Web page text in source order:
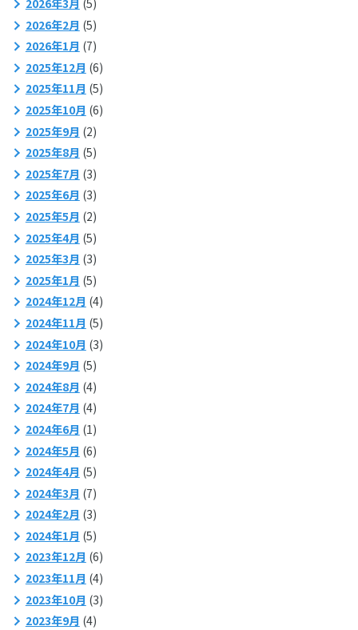
2026年3月 (5)
2026年2月 (5)
2026年1月 (7)
2025年12月 (6)
2025年11月 (5)
2025年10月 (6)
2025年9月 (2)
2025年8月 (5)
2025年7月 (3)
2025年6月 (3)
2025年5月 (2)
2025年4月 (5)
2025年3月 (3)
2025年1月 (5)
2024年12月 (4)
2024年11月 (5)
2024年10月 (3)
2024年9月 (5)
2024年8月 (4)
2024年7月 (4)
2024年6月 (1)
2024年5月 (6)
2024年4月 (5)
2024年3月 (7)
2024年2月 (3)
2024年1月 (5)
2023年12月 (6)
2023年11月 (4)
2023年10月 (3)
2023年9月 (4)